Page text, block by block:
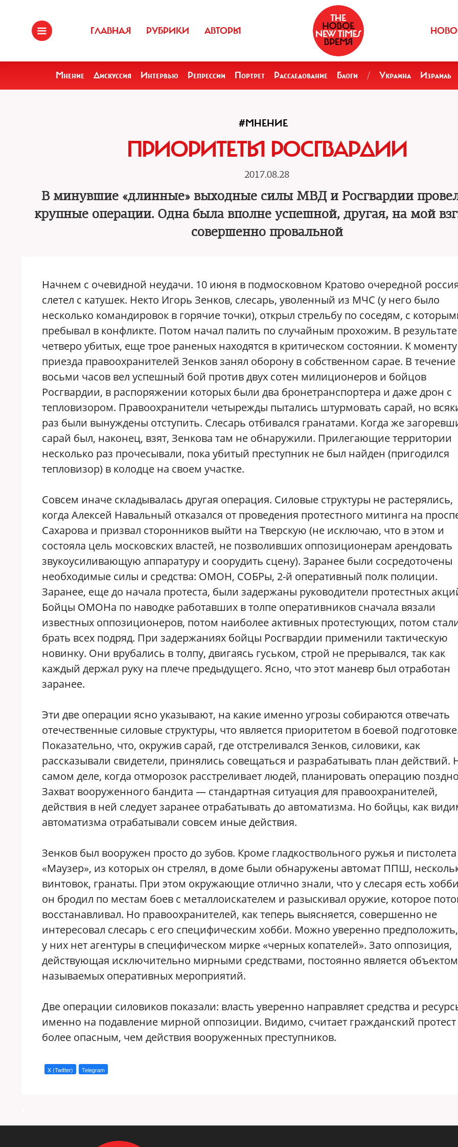
ГЛАВНАЯ РУБРИКИ АВТОРЫ
Мнение Дискуссия Интервью Репрессии Портрет Расследование Блоги / Украина Израиль
#МНЕНИЕ
ПРИОРИТЕТЫ РОСГВАРДИИ
2017.08.28
В минувшие «длинные» выходные силы МВД и Росгвардии
крупные операции. Одна была вполне успешной, другая, на мой
совершенно провальной
Начнем с очевидной неудачи. 10 июня в подмосковном Кратово очередной
слетел с катушек. Некто Игорь Зенков, слесарь, уволенный из МЧС (у него было
несколько командировок в горячие точки), открыл стрельбу по соседям, с
пребывал в конфликте. Потом начал палить по случайным прохожим. В результате
четверо убитых, еще трое раненых находятся в критическом состоянии. К моменту
приезда правоохранителей Зенков занял оборону в собственном сарае. В течение
восьми часов вел успешный бой против двух сотен милиционеров и бойцов
Росгвардии, в распоряжении которых были два бронетранспортера и даже дрон с
тепловизором. Правоохранители четырежды пытались штурмовать сарай, но
раз были вынуждены отступить. Слесарь отбивался гранатами. Когда же
сарай был, наконец, взят, Зенкова там не обнаружили. Прилегающие территории
несколько раз прочесывали, пока убитый преступник не был найден (пригодился
тепловизор) в колодце на своем участке.
Совсем иначе складывалась другая операция. Силовые структуры не растерялись,
когда Алексей Навальный отказался от проведения протестного митинга на
Сахарова и призвал сторонников выйти на Тверскую (не исключаю, что в этом и
состояла цель московских властей, не позволивших оппозиционерам арендовать
звукоусиливающую аппаратуру и соорудить сцену). Заранее были сосредоточены
необходимые силы и средства: ОМОН, СОБРы, 2-й оперативный полк полиции.
Заранее, еще до начала протеста, были задержаны руководители протестных
Бойцы ОМОНа по наводке работавших в толпе оперативников сначала вязали
известных оппозиционеров, потом наиболее активных протестующих, потом
брать всех подряд. При задержаниях бойцы Росгвардии применили тактическую
новинку. Они врубались в толпу, двигаясь гуськом, строй не прерывался, так как
каждый держал руку на плече предыдущего. Ясно, что этот маневр был отработан
заранее.
Эти две операции ясно указывают, на какие именно угрозы собираются отвечать
отечественные силовые структуры, что является приоритетом в боевой
Показательно, что, окружив сарай, где отстреливался Зенков, силовики, как
рассказывали свидетели, принялись совещаться и разрабатывать план действий.
самом деле, когда отморозок расстреливает людей, планировать операцию
Захват вооруженного бандита — стандартная ситуация для правоохранителей,
действия в ней следует заранее отрабатывать до автоматизма. Но бойцы, как
автоматизма отрабатывали совсем иные действия.
Зенков был вооружен просто до зубов. Кроме гладкоствольного ружья и пистолета
«Маузер», из которых он стрелял, в доме были обнаружены автомат ППШ,
винтовок, гранаты. При этом окружающие отлично знали, что у слесаря есть
он бродил по местам боев с металлоискателем и разыскивал оружие, которое
восстанавливал. Но правоохранителей, как теперь выясняется, совершенно не
интересовал слесарь с его специфическим хобби. Можно уверенно
у них нет агентуры в специфическом мирке «черных копателей». Зато оппозиция,
действующая исключительно мирными средствами, постоянно является объектом
называемых оперативных мероприятий.
Две операции силовиков показали: власть уверенно направляет средства и
именно на подавление мирной оппозиции. Видимо, считает гражданский протест
более опасным, чем действия вооруженных преступников.
X (Twitter) Telegram